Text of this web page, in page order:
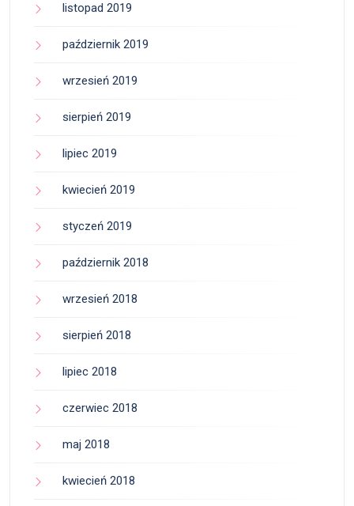
listopad 2019
październik 2019
wrzesień 2019
sierpień 2019
lipiec 2019
kwiecień 2019
styczeń 2019
październik 2018
wrzesień 2018
sierpień 2018
lipiec 2018
czerwiec 2018
maj 2018
kwiecień 2018